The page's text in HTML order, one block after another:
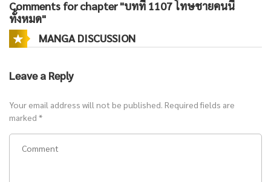
Comments for chapter "บทที่ 1107 โทษชายคนนี้
ทั้งหมด"
MANGA DISCUSSION
Leave a Reply
Your email address will not be published. Required fields are
marked *